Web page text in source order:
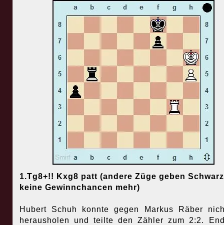
1.Tg8+!! Kxg8 patt (andere Züge geben
keine Gewinnchancen mehr)
Hubert Schuh konnte gegen Markus Räber
herausholen und teilte den Zähler zum 2:2.